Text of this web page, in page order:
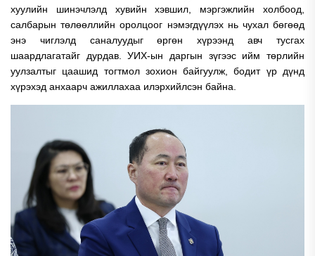
хуулийн шинэчлэлд хувийн хэвшил, мэргэжлийн холбоод,
салбарын төлөөллийн оролцоог нэмэгдүүлэх нь чухал бөгөөд
энэ чиглэлд саналуудыг өргөн хүрээнд авч тусгах
шаардлагатайг дурдав. УИХ-ын даргын зүгээс ийм төрлийн
уулзалтыг цаашид тогтмол зохион байгуулж, бодит үр дүнд
хүрэхэд анхаарч ажиллахаа илэрхийлсэн байна.